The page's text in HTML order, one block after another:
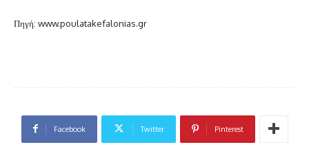
Πηγή: www.poulatakefalonias.gr
Facebook Twitter Pinterest